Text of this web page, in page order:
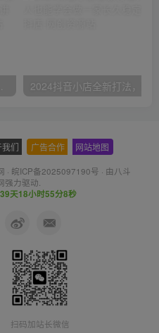
会说的运营技巧
们 广告合作 网站地图
· 皖ICP备2025097190号 · 由八斗
强力驱动.
天18小时55分9秒
扫码加站长微信